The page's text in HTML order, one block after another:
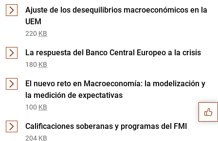
Ajuste de los desequilibrios macroeconómicos en la
UEM
220 KB
La respuesta del Banco Central Europeo a la crisis
180 KB
El nuevo reto en Macroeconomía: la modelización y
la medición de expectativas
100 KB
Calificaciones soberanas y programas del FMI
204 KB
Sugerencias